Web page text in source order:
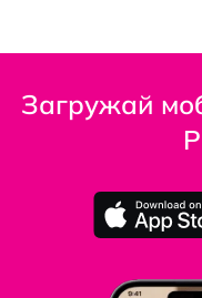
Загружай